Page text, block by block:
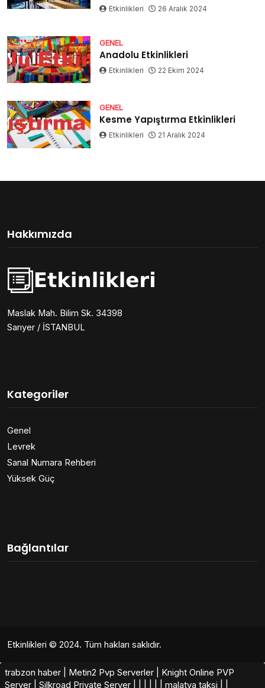
Etkinlikleri 26 Aralık 2024
GENEL
Anadolu Etkinlikleri
Etkinlikleri 22 Ekim 2024
GENEL
Kesme Yapıştırma Etkinlikleri
Etkinlikleri 21 Aralık 2024
Hakkımızda
Maslak Mah. Bilim Sk. 34398
Sarıyer / İSTANBUL
Kategoriler
Genel
Levrek
Sanal Numara Rehberi
Yüksek Güç
Bağlantılar
Etkinlikleri © 2024. Tüm hakları saklıdır.
trabzon haber Metin2 Pvp Serverler
Knight Online PVP
Server
Silkroad Private Server​ malatya taksi